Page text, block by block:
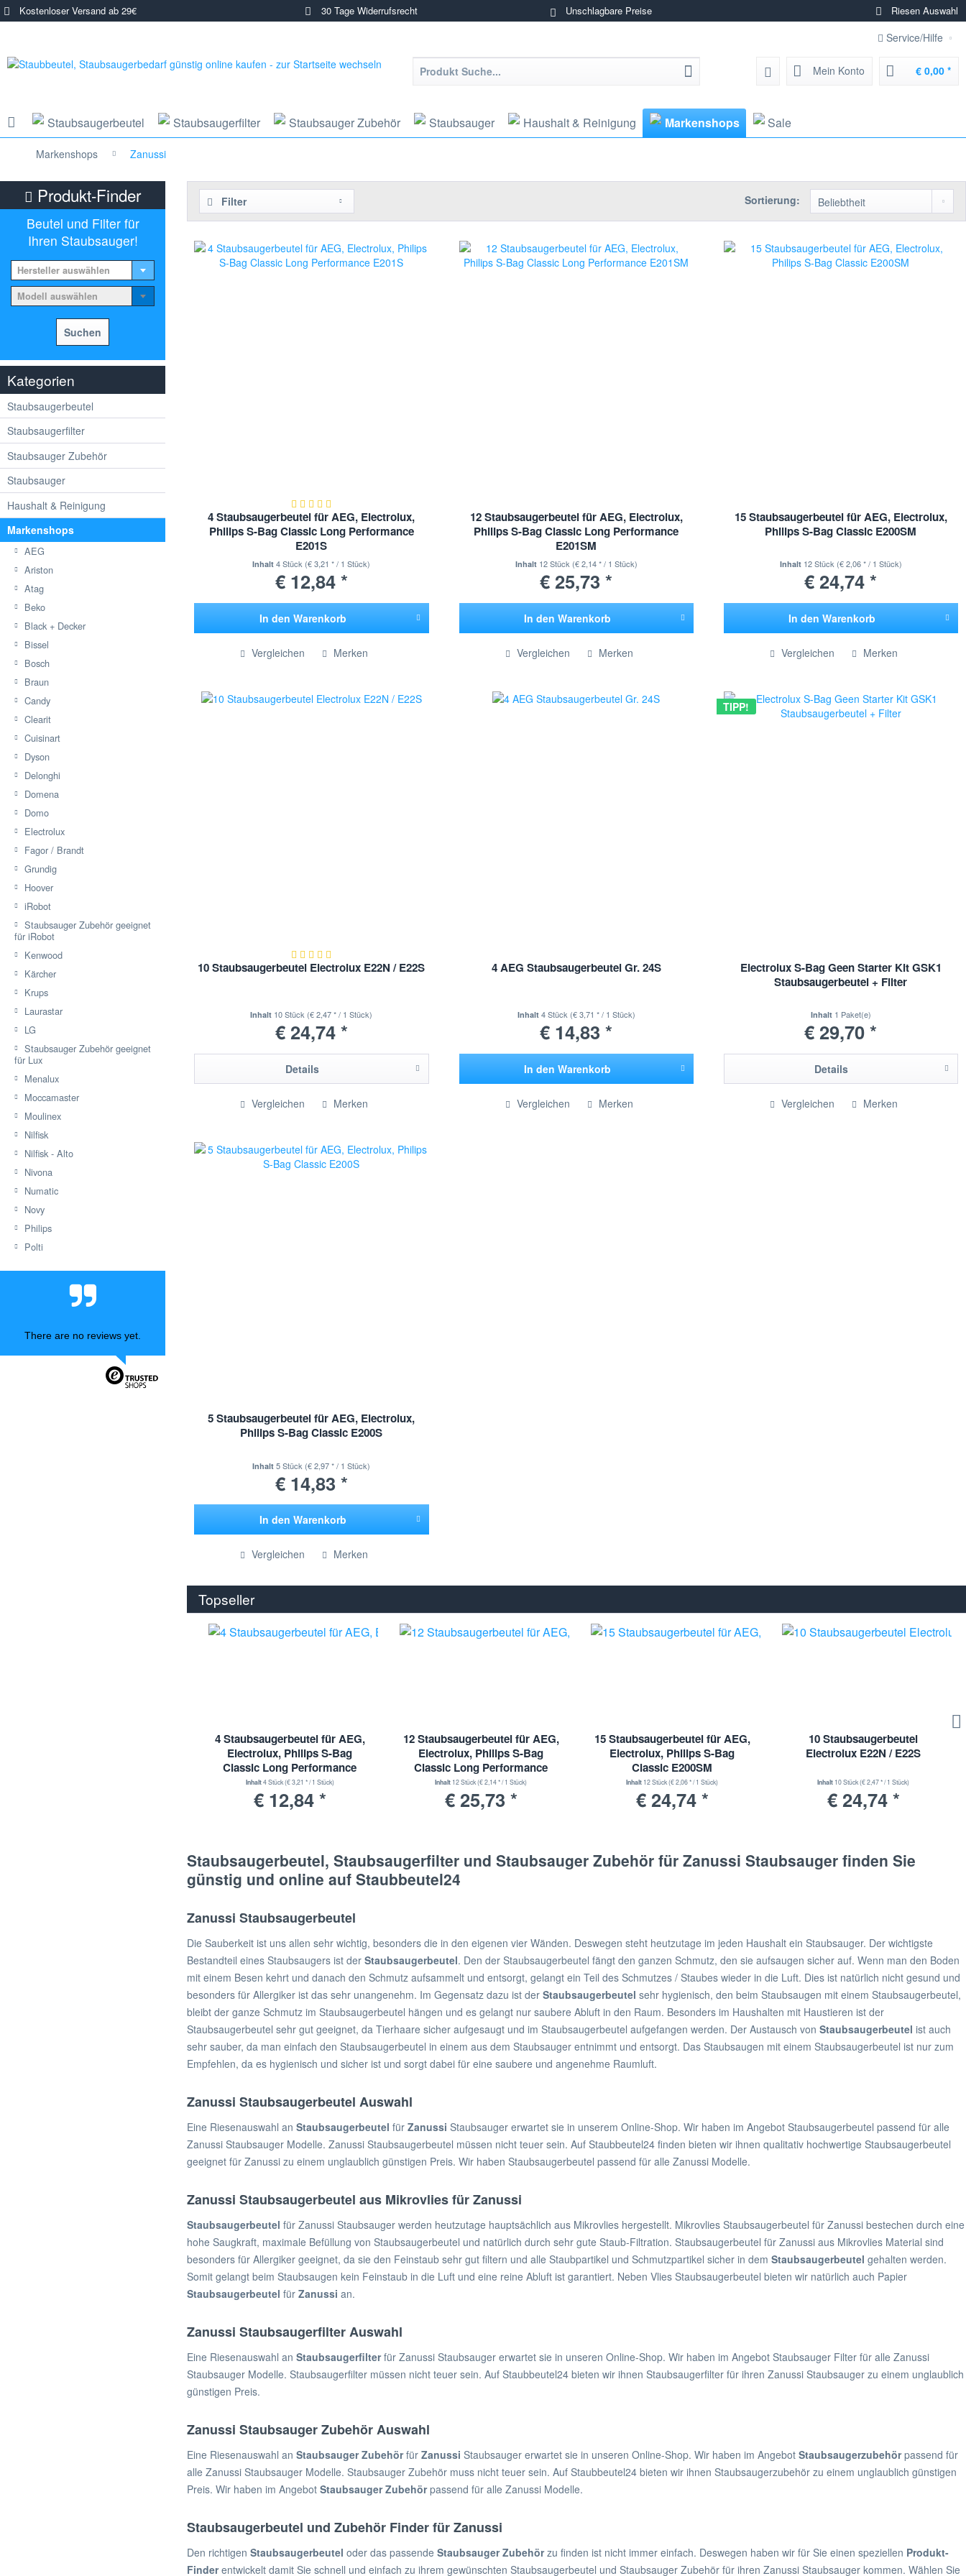
Kostenloser Versand ab 29€ 30 Tage Widerrufsrecht Unschlagbare Preise Riesen Auswahl
Service/Hilfe
Mein Konto € 0,00 *
Staubsaugerbeutel Staubsaugerfilter Staubsauger Zubehör Staubsauger Haushalt & Reinigung Markenshops Sale
Markenshops Zanussi
Produkt-Finder
Beutel und Filter für
Ihren Staubsauger!
Hersteller auswählen
Modell auswählen
Suchen
Kategorien
Staubsaugerbeutel
Staubsaugerfilter
Staubsauger Zubehör
Staubsauger
Haushalt & Reinigung
Markenshops
AEG
Ariston
Atag
Beko
Black + Decker
Bissel
Bosch
Braun
Candy
Clearit
Cuisinart
Dyson
Delonghi
Domena
Domo
Electrolux
Fagor / Brandt
Grundig
Hoover
iRobot
Staubsauger Zubehör geeignet
für iRobot
Kenwood
Kärcher
Krups
Laurastar
LG
Staubsauger Zubehör geeignet
für Lux
Menalux
Moccamaster
Moulinex
Nilfisk
Nilfisk - Alto
Nivona
Numatic
Novy
Philips
Polti
Riviera & Bar
Russell Hobbs
SEB
Sebo
There are no reviews yet.
Filter Sortierung:
4 Staubsaugerbeutel für AEG, Electrolux,
Philips S-Bag Classic Long Performance
E201S
Inhalt4 Stück (€ 3,21 * / 1 Stück)
€ 12,84 *
In den Warenkorb
Vergleichen Merken
12 Staubsaugerbeutel für AEG, Electrolux,
Philips S-Bag Classic Long Performance
E201SM
Inhalt 12 Stück (€ 2,14 * / 1 Stück)
€ 25,73 *
In den Warenkorb
Vergleichen Merken
15 Staubsaugerbeutel für AEG, Electrolux,
Philips S-Bag Classic E200SM
Inhalt 12 Stück (€ 2,06 * / 1 Stück)
€ 24,74 *
In den Warenkorb
Vergleichen Merken
10 Staubsaugerbeutel Electrolux E22N / E22S
Inhalt 10 Stück (€ 2,47 * / 1 Stück)
€ 24,74 *
Details
Vergleichen Merken
4 AEG Staubsaugerbeutel Gr. 24S
Inhalt 4 Stück (€ 3,71 * / 1 Stück)
€ 14,83 *
In den Warenkorb
Vergleichen Merken
TIPP!
Electrolux S-Bag Geen Starter Kit GSK1
Staubsaugerbeutel + Filter
Inhalt 1 Paket(e)
€ 29,70 *
Details
Vergleichen Merken
5 Staubsaugerbeutel für AEG, Electrolux,
Philips S-Bag Classic E200S
Inhalt5 Stück (€ 2,97 * / 1 Stück)
€ 14,83 *
In den Warenkorb
Vergleichen Merken
Topseller
4 Staubsaugerbeutel für AEG,
Electrolux, Philips S-Bag
Classic Long Performance
E201S
Inhalt4 Stück(€ 3,21 * / 1 Stück)
€ 12,84 *
12 Staubsaugerbeutel für AEG,
Electrolux, Philips S-Bag
Classic Long Performance
E201SM
Inhalt 12 Stück(€ 2,14 * / 1 Stück)
€ 25,73 *
15 Staubsaugerbeutel für AEG,
Electrolux, Philips S-Bag
Classic E200SM
Inhalt 12 Stück(€ 2,06 * / 1 Stück)
€ 24,74 *
10 Staubsaugerbeutel
Electrolux E22N / E22S
Inhalt 10 Stück(€ 2,47 * / 1 Stück)
€ 24,74 *
Staubsaugerbeutel, Staubsaugerfilter und Staubsauger Zubehör für Zanussi Staubsauger finden Sie
günstig und online auf Staubbeutel24
Zanussi Staubsaugerbeutel
Die Sauberkeit ist uns allen sehr wichtig, besonders die in den eigenen vier Wänden. Deswegen steht heutzutage im jeden Haushalt ein Staubsauger. Der wichtigste
Bestandteil eines Staubsaugers ist der Staubsaugerbeutel. Den der Staubsaugerbeutel fängt den ganzen Schmutz, den sie aufsaugen sicher auf. Wenn man den Boden
mit einem Besen kehrt und danach den Schmutz aufsammelt und entsorgt, gelangt ein Teil des Schmutzes / Staubes wieder in die Luft. Dies ist natürlich nicht gesund und
besonders für Allergiker ist das sehr unangenehm. Im Gegensatz dazu ist der Staubsaugerbeutel sehr hygienisch, den beim Staubsaugen mit einem Staubsaugerbeutel,
bleibt der ganze Schmutz im Staubsaugerbeutel hängen und es gelangt nur saubere Abluft in den Raum. Besonders im Haushalten mit Haustieren ist der
Staubsaugerbeutel sehr gut geeignet, da Tierhaare sicher aufgesaugt und im Staubsaugerbeutel aufgefangen werden. Der Austausch von Staubsaugerbeutel ist auch
sehr sauber, da man einfach den Staubsaugerbeutel in einem aus dem Staubsauger entnimmt und entsorgt. Das Staubsaugen mit einem Staubsaugerbeutel ist nur zum
Empfehlen, da es hygienisch und sicher ist und sorgt dabei für eine saubere und angenehme Raumluft.
Zanussi Staubsaugerbeutel Auswahl
Eine Riesenauswahl an Staubsaugerbeutel für Zanussi Staubsauger erwartet sie in unserem Online-Shop. Wir haben im Angebot Staubsaugerbeutel passend für alle
Zanussi Staubsauger Modelle. Zanussi Staubsaugerbeutel müssen nicht teuer sein. Auf Staubbeutel24 finden bieten wir ihnen qualitativ hochwertige Staubsaugerbeutel
geeignet für Zanussi zu einem unglaublich günstigen Preis. Wir haben Staubsaugerbeutel passend für alle Zanussi Modelle.
Zanussi Staubsaugerbeutel aus Mikrovlies für Zanussi
Staubsaugerbeutel für Zanussi Staubsauger werden heutzutage hauptsächlich aus Mikrovlies hergestellt. Mikrovlies Staubsaugerbeutel für Zanussi bestechen durch eine
hohe Saugkraft, maximale Befüllung von Staubsaugerbeutel und natürlich durch sehr gute Staub-Filtration. Staubsaugerbeutel für Zanussi aus Mikrovlies Material sind
besonders für Allergiker geeignet, da sie den Feinstaub sehr gut filtern und alle Staubpartikel und Schmutzpartikel sicher in dem Staubsaugerbeutel gehalten werden.
Somit gelangt beim Staubsaugen kein Feinstaub in die Luft und eine reine Abluft ist garantiert. Neben Vlies Staubsaugerbeutel bieten wir natürlich auch Papier
Staubsaugerbeutel für Zanussi an.
Zanussi Staubsaugerfilter Auswahl
Eine Riesenauswahl an Staubsaugerfilterfür Zanussi Staubsauger erwartet sie in unseren Online-Shop. Wir haben im Angebot Staubsauger Filter für alle Zanussi
Staubsauger Modelle. Staubsaugerfilter müssen nicht teuer sein. Auf Staubbeutel24 bieten wir ihnen Staubsaugerfilter für ihren Zanussi Staubsauger zu einem unglaublich
günstigen Preis.
Zanussi Staubsauger Zubehör Auswahl
Eine Riesenauswahl an Staubsauger Zubehörfür Zanussi Staubsauger erwartet sie in unseren Online-Shop. Wir haben im Angebot Staubsaugerzubehörpassend für
alle Zanussi Staubsauger Modelle. Staubsauger Zubehör muss nicht teuer sein. Auf Staubbeutel24 bieten wir ihnen Staubsaugerzubehör zu einem unglaublich günstigen
Preis. Wir haben im Angebot Staubsauger Zubehörpassend für alle Zanussi Modelle.
Staubsaugerbeutel und Zubehör Finder für Zanussi
Den richtigen Staubsaugerbeutel oder das passende Staubsauger Zubehörzu finden ist nicht immer einfach. Deswegen haben wir für Sie einen speziellen Produkt-
Finderentwickelt damit Sie schnell und einfach zu ihrem gewünschten Staubsaugerbeutel und Staubsauger Zubehör für ihren Zanussi Staubsauger kommen. Wählen Sie